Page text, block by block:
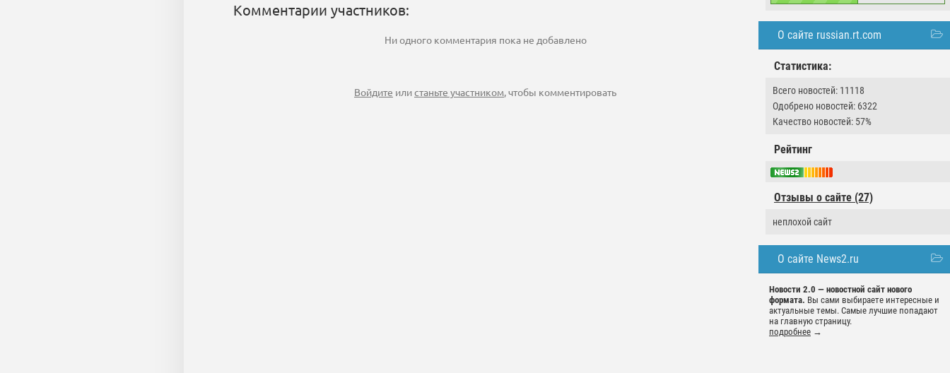
О сайте russian.rt.com
Статистика:
Всего новостей: 11118
Одобрено новостей: 6322
Качество новостей: 57%
Рейтинг
Отзывы о сайте (27)
неплохой сайт
О сайте News2.ru
Новости 2.0 — новостной сайт нового
формата. Вы сами выбираете интересные и
актуальные темы. Самые лучшие попадают
на главную страницу.
подробнее →
Комментарии участников:
Ни одного комментария пока не добавлено
Войдите илистаньте участником, чтобы комментировать